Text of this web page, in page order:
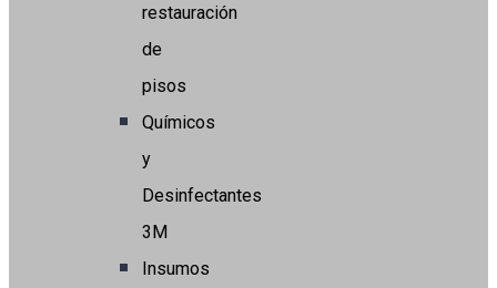
restauración
de
pisos
Químicos
y
Desinfectantes
3M
Insumos